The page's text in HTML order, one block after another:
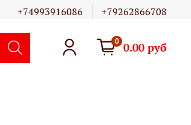
+74993916086 +79262866708
0 0.00 руб